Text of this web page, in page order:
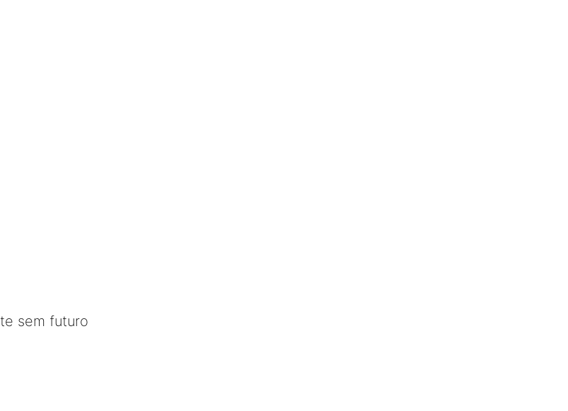
sem futuro